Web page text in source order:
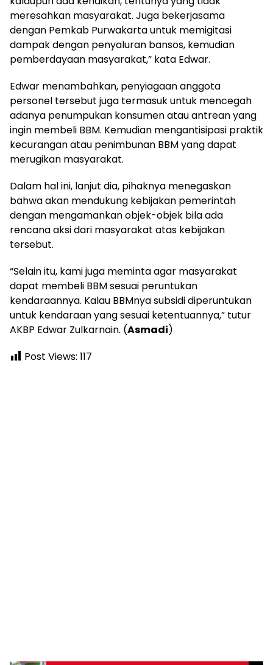
meresahkan masyarakat. Juga bekerjasama
dengan Pemkab Purwakarta untuk memigitasi
dampak dengan penyaluran bansos, kemudian
pemberdayaan masyarakat,” kata Edwar.
Edwar menambahkan, penyiagaan anggota
personel tersebut juga termasuk untuk mencegah
adanya penumpukan konsumen atau antrean yang
ingin membeli BBM. Kemudian mengantisipasi praktik
kecurangan atau penimbunan BBM yang dapat
merugikan masyarakat.
Dalam hal ini, lanjut dia, pihaknya menegaskan
bahwa akan mendukung kebijakan pemerintah
dengan mengamankan objek-objek bila ada
rencana aksi dari masyarakat atas kebijakan
tersebut.
“Selain itu, kami juga meminta agar masyarakat
dapat membeli BBM sesuai peruntukan
kendaraannya. Kalau BBMnya subsidi diperuntukan
untuk kendaraan yang sesuai ketentuannya,” tutur
AKBP Edwar Zulkarnain. (Asmadi)
Post Views: 117